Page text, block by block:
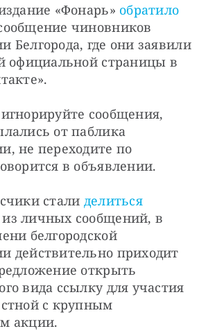
«Фонарь» обратило
чиновников
Белгорода, где они заявили
официальной страницы в
сообщения,
от паблика
не переходите по
в объявлении.
стали делиться
личных сообщений, в
белгородской
действительно приходит
открыть
вида ссылку для участия
с крупным
акции.